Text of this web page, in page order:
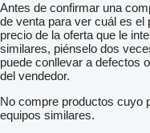
Antes de confirmar una
de venta para ver cuál es el
precio de la oferta que le
similares, piénselo dos
puede conllevar a defectos
del vendedor.
No compre productos cuyo
equipos similares.